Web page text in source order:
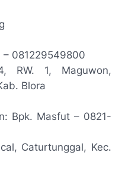
– 081229549800
RW. 1, Maguwon,
Blora
Bpk. Masfut – 0821-
Caturtunggal, Kec.